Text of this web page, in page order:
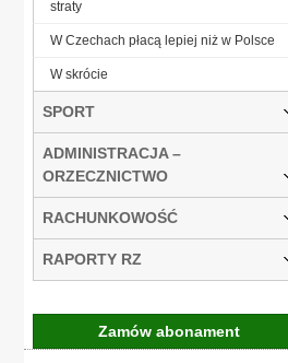
straty
W Czechach płacą lepiej niż w Polsce
W skrócie
SPORT
ADMINISTRACJA –
ORZECZNICTWO
RACHUNKOWOŚĆ
RAPORTY RZ
Zamów abonament